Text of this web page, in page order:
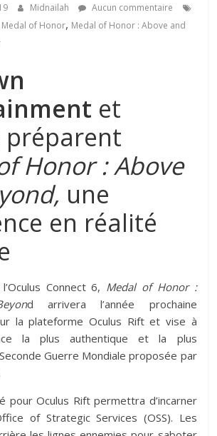
Midnailah
Aucun commentaire
Medal of Honor, Medal of Honor : Above and
et
préparent
Honor : Above
une
en réalité
Connect 6, Medal of Honor :
d arrivera l’année prochaine
la plateforme Oculus Rift et vise à
la plus authentique et la plus
Guerre Mondiale proposée par
pour Oculus Rift permettra d’incarner
of Strategic Services (OSS). Les